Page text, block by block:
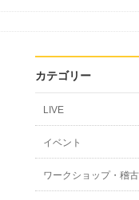
カテゴリー
LIVE
イベント
ワークショップ・稽古